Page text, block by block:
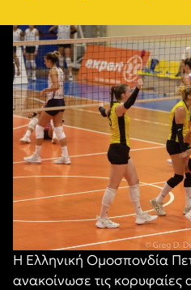
Η Ελληνική Ομοσπονδία
ανακοίνωσε τις κορυφαίες